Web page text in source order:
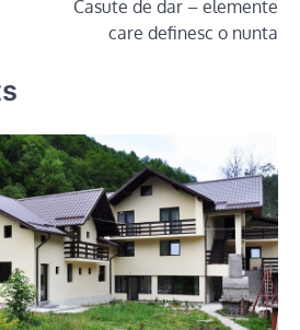
Casute de dar – elemente
care definesc o nunta